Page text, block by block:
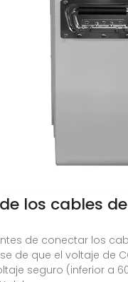
los cables
de conectar los
de que el voltaje de
seguro (inferior a